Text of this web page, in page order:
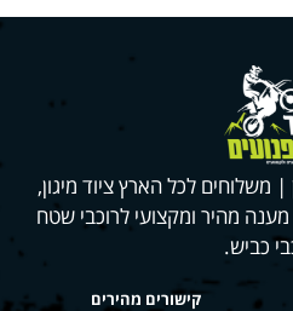
משלוחים לכל הארץ ציוד מיגון,
מהיר ומקצועי לרוכבי שטח
כביש.
קישורים מהירים